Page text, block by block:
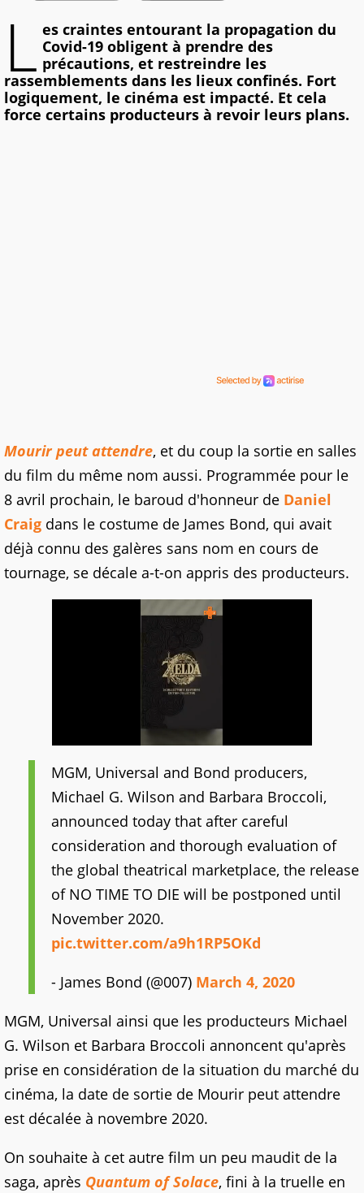
L es craintes entourant la propagation du
Covid-19 obligent à prendre des
précautions, et restreindre les
rassemblements dans les lieux confinés. Fort
logiquement, le cinéma est impacté. Et cela
force certains producteurs à revoir leurs plans.
Mourir peut attendre, et du coup la sortie en salles
du film du même nom aussi. Programmée pour le
8 avril prochain, le baroud d'honneur de Daniel
Craig dans le costume de James Bond, qui avait
déjà connu des galères sans nom en cours de
tournage, se décale a-t-on appris des producteurs.
MGM, Universal and Bond producers,
Michael G. Wilson and Barbara Broccoli,
announced today that after careful
consideration and thorough evaluation of
the global theatrical marketplace, the release
of NO TIME TO DIE will be postponed until
November 2020.
pic.twitter.com/a9h1RP5OKd
- James Bond (@007) March 4, 2020
MGM, Universal ainsi que les producteurs Michael
G. Wilson et Barbara Broccoli annoncent qu'après
prise en considération de la situation du marché du
cinéma, la date de sortie de Mourir peut attendre
est décalée à novembre 2020.
On souhaite à cet autre film un peu maudit de la
saga, après Quantum of Solace, fini à la truelle en